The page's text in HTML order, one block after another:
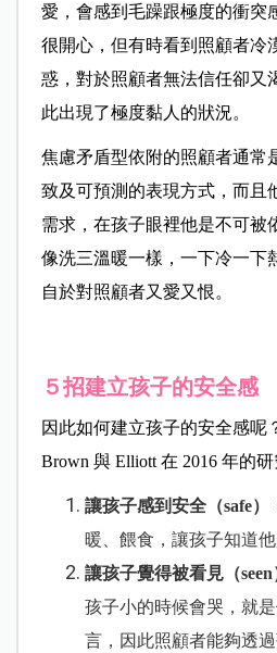
愛，會感到毛躁跟極度的衝突
很開心，但有時看到照顧者冷
惑，對於照顧者無法信任卻又
此出現了極度黏人的狀況。
焦慮矛盾型依附的照顧者通常
致及可預測的表現方式，而且
需求，在孩子眼裡他是不可被
像洗三溫暖一樣，一下冷一下
自於對照顧者又愛又恨。
５招建立孩子的安全感
因此如何建立孩子的安全感呢
Brown 與 Elliott 在 2016 年的研
讓孩子感到安全（safe）
暖、餵食，讓孩子知道他
讓孩子覺得被看見（seen
孩子小的時候會哭，就
言，因此照顧者能夠透